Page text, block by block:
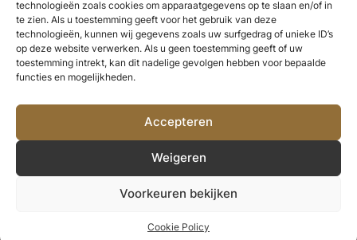
technologieën zoals cookies om apparaatgegevens op te slaan en/of in
te zien. Als u toestemming geeft voor het gebruik van deze
technologieën, kunnen wij gegevens zoals uw surfgedrag of unieke ID’s
op deze website verwerken. Als u geen toestemming geeft of uw
toestemming intrekt, kan dit nadelige gevolgen hebben voor bepaalde
functies en mogelijkheden.
Accepteren
Weigeren
Voorkeuren bekijken
Cookie Policy
Wat we hebben genoten, kunnen
we nooit verliezen.Alles wat we
diep liefhebben, wordt een deel
van ons.
Helen Keller